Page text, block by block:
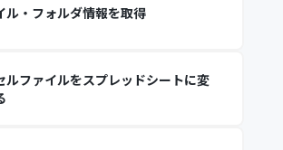
ル・フォルダ情報を取得
ルファイルをスプレッドシートに変